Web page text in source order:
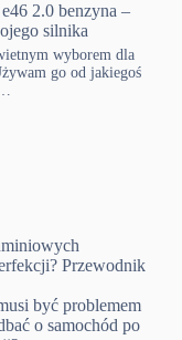
2.0 benzyna –
silnika
wyborem dla
go od jakiegoś
Przewodnik
być problemem
o samochód po